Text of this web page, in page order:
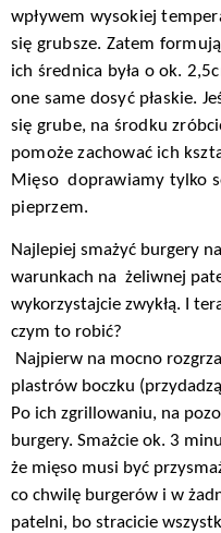
wpływem wysokiej
się grubsze. Zatem
ich średnica była o ok.
one same dosyć płaskie.
się grube, na środku
pomoże zachować ich
Mięso doprawiamy tylko
pieprzem.
Najlepiej smażyć burgery
warunkach na żeliwnej
wykorzystajcie zwykłą. I
czym to robić?
Najpierw na mocno
plastrów boczku
Po ich zgrillowaniu, na
burgery. Smażcie ok. 3
że mięso musi być
co chwilę burgerów i w
patelni, bo stracicie